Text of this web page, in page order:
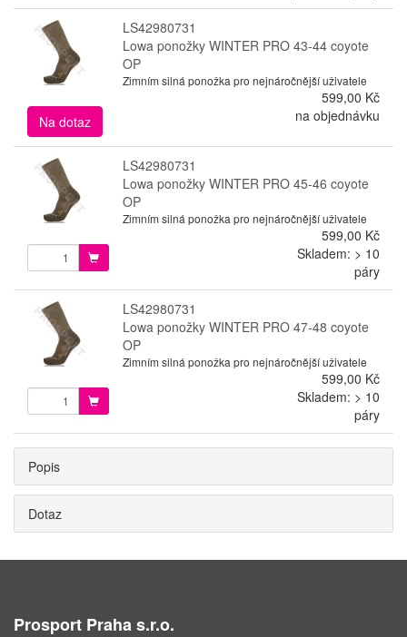
LS42980731
Lowa ponožky WINTER PRO 43-44 coyote
OP
Zimním silná ponožka pro nejnáročnější uživatele
599,00 Kč
Na dotaz
na objednávku
LS42980731
Lowa ponožky WINTER PRO 45-46 coyote
OP
Zimním silná ponožka pro nejnáročnější uživatele
599,00 Kč
Skladem: > 10
páry
LS42980731
Lowa ponožky WINTER PRO 47-48 coyote
OP
Zimním silná ponožka pro nejnáročnější uživatele
599,00 Kč
Skladem: > 10
páry
Popis
Dotaz
Prosport Praha s.r.o.